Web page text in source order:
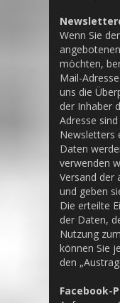
Wenn Sie
möchten,
Mail-
uns die
der Inhaber
Adresse
Newsletters
Daten
verwenden
Versand der
und geben
Die erteilte
der Daten,
Nutzung
können Sie
den
Facebook-